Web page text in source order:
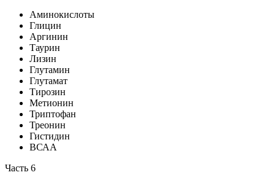
Аминокислоты
Глицин
Аргинин
Таурин
Лизин
Глутамин
Глутамат
Тирозин
Метионин
Триптофан
Треонин
Гистидин
ВСАА
Часть 6